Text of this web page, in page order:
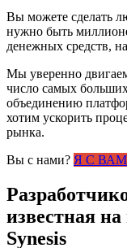
Вы можете сделать
нужно быть
денежных средств,
Мы уверенно
число самых
объединению
хотим ускорить
рынка.
Вы с нами? Я С
известная
Synesis